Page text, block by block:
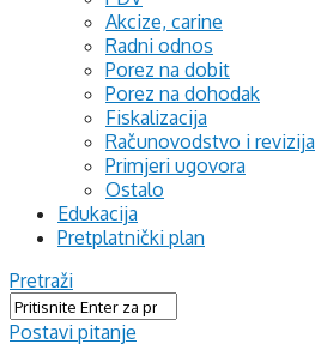
Akcize, carine
Radni odnos
Porez na dobit
Porez na dohodak
Fiskalizacija
Računovodstvo i revizija
Primjeri ugovora
Ostalo
Edukacija
Pretplatnički plan
Pretraži
Postavi pitanje